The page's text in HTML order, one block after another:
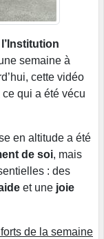
semaine à
cette vidéo
ce qui a été vécu
en altitude a été
de soi, mais
: des
et une joie
de la semaine